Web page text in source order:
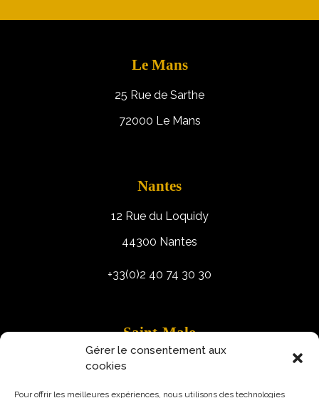
Gérer le consentement aux
cookies
Pour offrir les meilleures expériences, nous utilisons des technologies
Le Mans
25 Rue de Sarthe
72000 Le Mans
Nantes
12 Rue du Loquidy
44300 Nantes
+33(0)2 40 74 30 30
Saint-Malo
9 Rue Robert Schuman
35400 Saint-Malo